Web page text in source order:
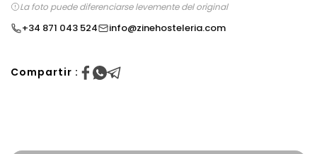
La foto puede diferenciarse levemente del original
+34 871 043 524 info@zinehosteleria.com
Compartir :